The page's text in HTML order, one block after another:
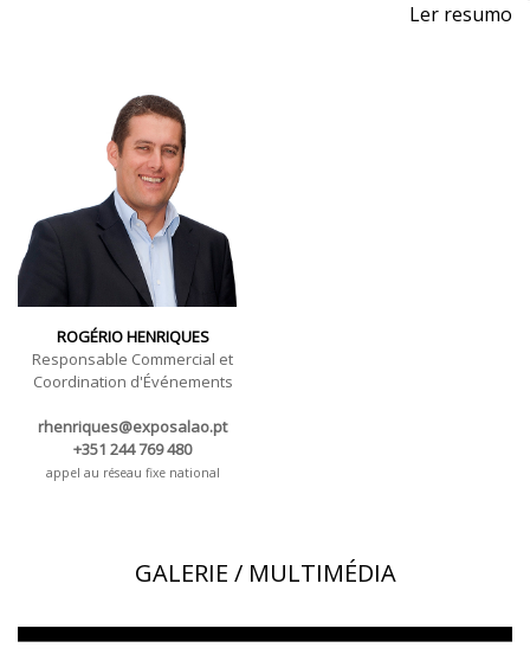
Ler resumo
Du 2 au 4 novembre 2023 - EXPOSALÃO - Batalha
Du jeudi au samedi - 10 h / 19 h
ROGÉRIO HENRIQUES
Responsable Commercial et
Coordination d'Événements
rhenriques@exposalao.pt
+351 244 769 480
appel au réseau fixe national
GALERIE / MULTIMÉDIA